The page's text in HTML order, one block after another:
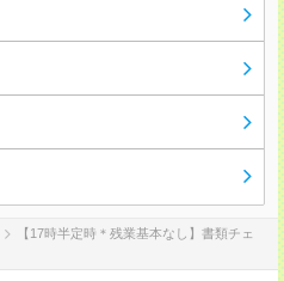
【17時半定時＊残業基本なし】書類チェ